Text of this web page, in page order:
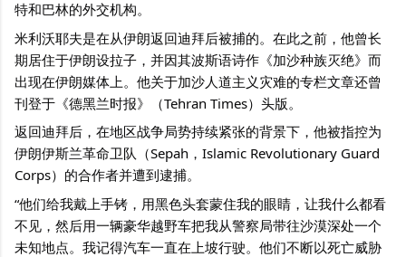
特和巴林的外交机构。
米利沃耶夫是在从伊朗返回迪拜后被捕的。在此之前，他曾长
期居住于伊朗设拉子，并因其波斯语诗作《加沙种族灭绝》而
出现在伊朗媒体上。他关于加沙人道主义灾难的专栏文章还曾
刊登于《德黑兰时报》（Tehran Times）头版。
返回迪拜后，在地区战争局势持续紧张的背景下，他被指控为
伊朗伊斯兰革命卫队（Sepah，Islamic Revolutionary Guard
Corps）的合作者并遭到逮捕。
“他们给我戴上手铐，用黑色头套蒙住我的眼睛，让我什么都看
不见，然后用一辆豪华越野车把我从警察局带往沙漠深处一个
未知地点。我记得汽车一直在上坡行驶。他们不断以死亡威胁